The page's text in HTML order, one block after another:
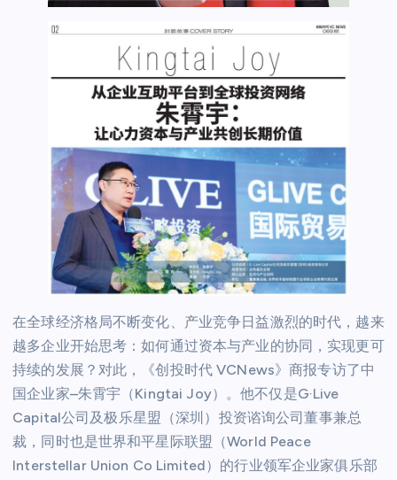
在全球经济格局不断变化、产业竞争日益激烈的时代，越来
越多企业开始思考：如何通过资本与产业的协同，实现更可
持续的发展？对此，《创投时代 VCNews》商报专访了中
国企业家–朱霄宇（Kingtai Joy）。他不仅是G·Live
Capital公司及极乐星盟（深圳）投资谘询公司董事兼总
裁，同时也是世界和平星际联盟（World Peace
Interstellar Union Co Limited）的行业领军企业家俱乐部